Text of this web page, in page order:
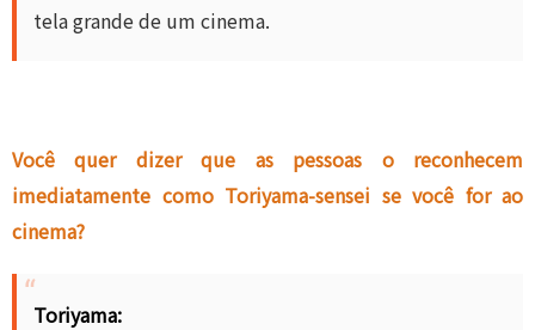
tela grande de um cinema.
Você quer dizer que as pessoas o reconhecem
imediatamente como Toriyama-sensei se você for ao
cinema?
Toriyama: